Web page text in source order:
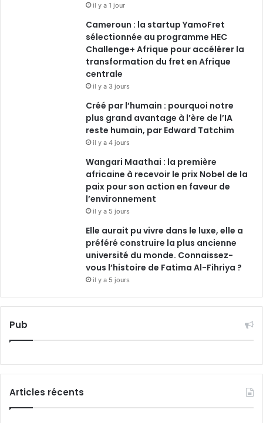
il y a 1 jour
Cameroun : la startup YamoFret
sélectionnée au programme HEC
Challenge+ Afrique pour accélérer la
transformation du fret en Afrique
centrale
il y a 3 jours
Créé par l’humain : pourquoi notre
plus grand avantage à l’ère de l’IA
reste humain, par Edward Tatchim
il y a 4 jours
Wangari Maathai : la première
africaine à recevoir le prix Nobel de la
paix pour son action en faveur de
l’environnement
il y a 5 jours
Elle aurait pu vivre dans le luxe, elle a
préféré construire la plus ancienne
université du monde. Connaissez-
vous l’histoire de Fatima Al-Fihriya ?
il y a 5 jours
Pub
Articles récents